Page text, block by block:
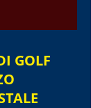
GOLF